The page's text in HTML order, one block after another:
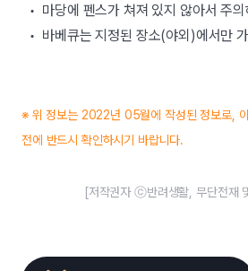
• 마당에 펜스가 쳐져 있지 않아서 주
• 바베큐는 지정된 장소(야외)에서만
※ 위 정보는 2022년 05월에 작성된 정보로,
전에 반드시 확인하시기 바랍니다.
[저작권자 ⓒ반려생활, 무단전재